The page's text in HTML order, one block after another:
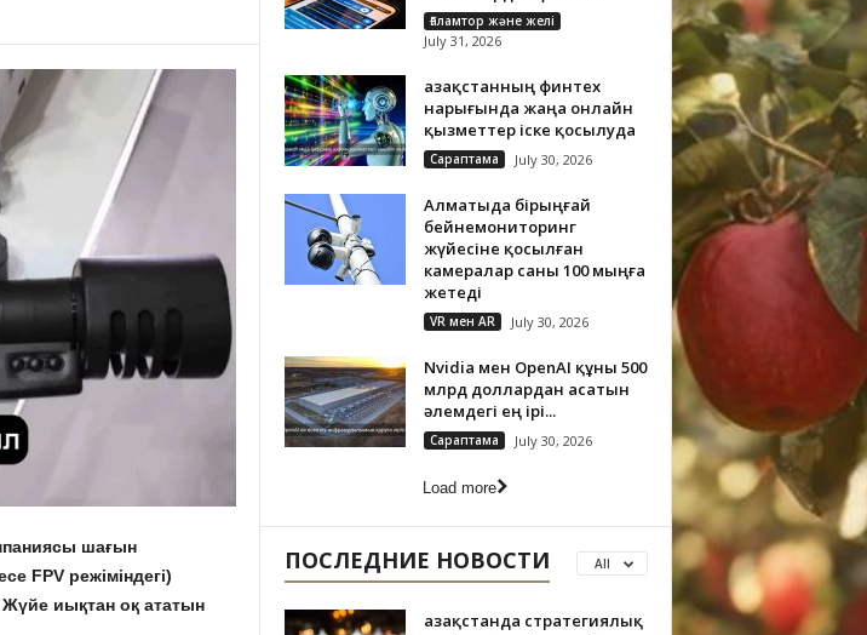
шағын
FPV режіміндегі)
иықтан оқ ататын
Ғаламтор және желі
July 31, 2026
Қазақстанның финтех
нарығында жаңа онлайн
қызметтер іске қосылуда
Сараптама July 30, 2026
Алматыда бірыңғай
бейнемониторинг
жүйесіне қосылған
камералар саны 100 мыңға
жетеді
VR мен AR July 30, 2026
Nvidia мен OpenAI құны 500
млрд доллардан асатын
әлемдегі ең ірі...
Сараптама July 30, 2026
Load more
ПОСЛЕДНИЕ НОВОСТИ All
Қазақстанда стратегиялық